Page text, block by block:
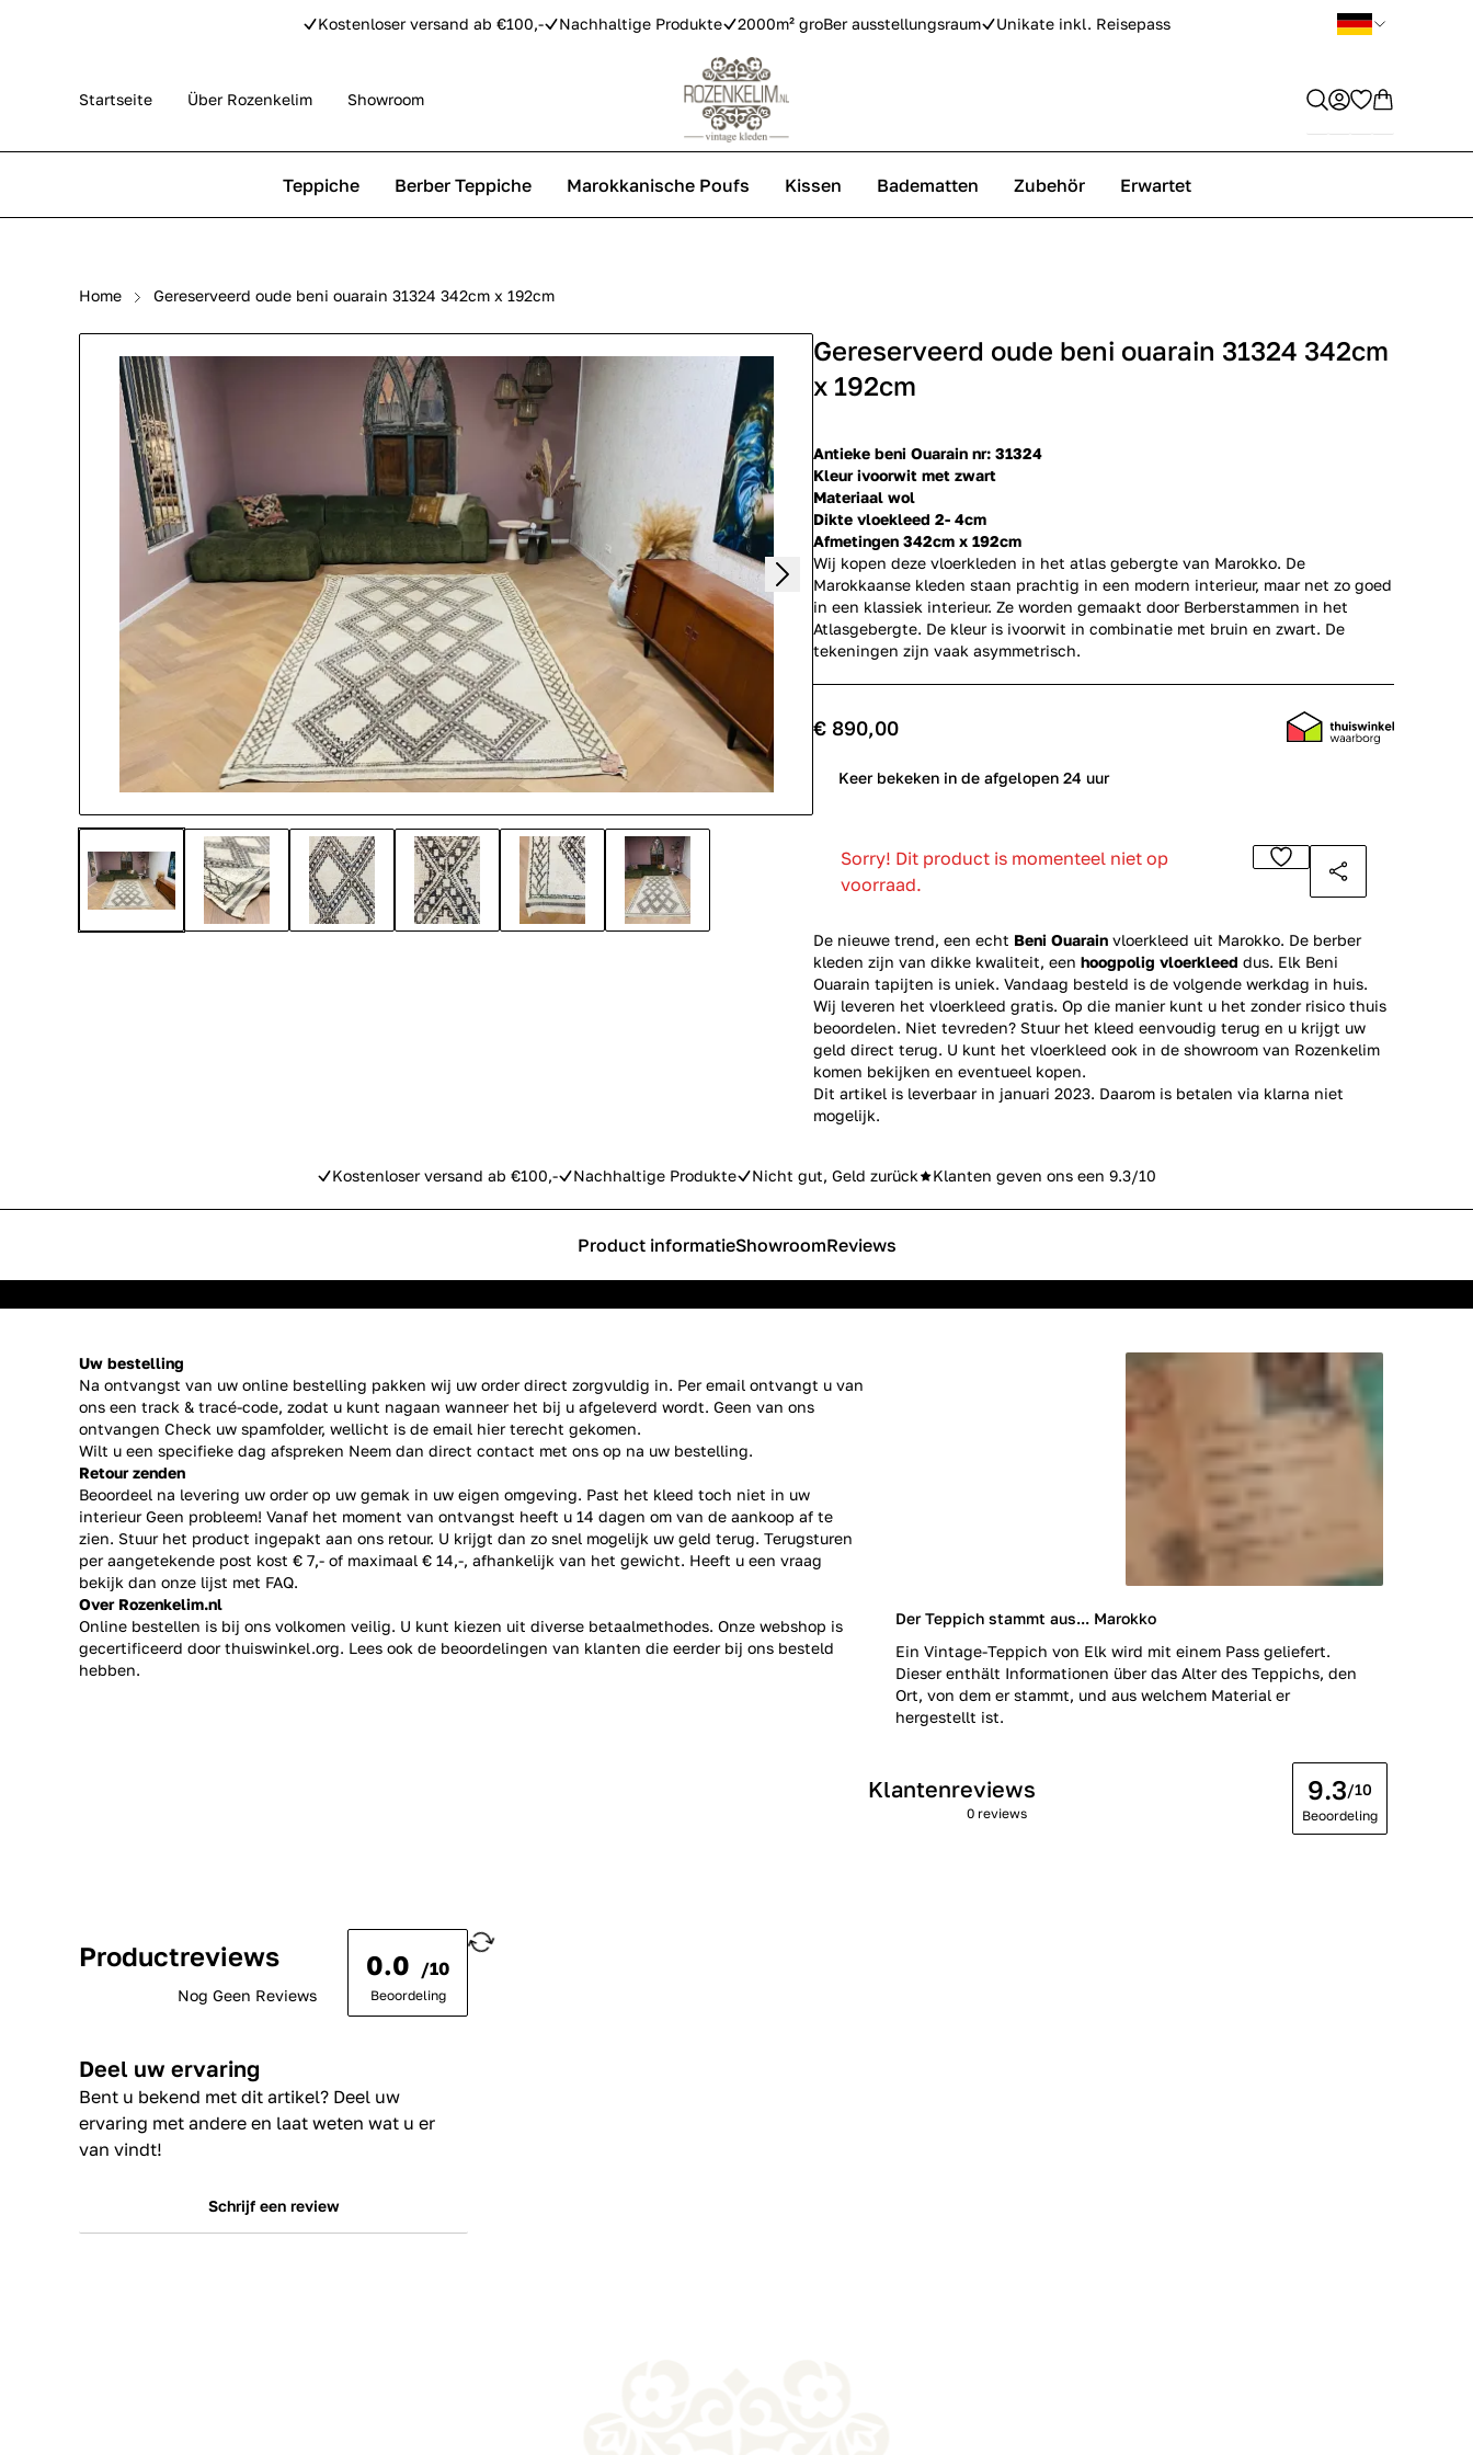
Kostenloser versand ab €100,- Nachhaltige Produkte 2000m² groBer ausstellungsraum Unikate inkl. Reisepass
Startseite Über Rozenkelim Showroom
Teppiche
Outdoor Teppiche
Perser Teppich Replica Teppiche
Pip Studio Teppiche
Berber Teppiche
Beni Ourain Teppiche
Beni Mguild Teppiche
Marokkanische Poufs Kissen Badematten Zubehör Erwartet
Home Gereserveerd oude beni ouarain 31324 342cm x 192cm
Gereserveerd oude beni ouarain 31324 342cm
x 192cm
Antieke beni Ouarain nr: 31324
Kleur ivoorwit met zwart
Materiaal wol
Dikte vloekleed 2- 4cm
Afmetingen 342cm x 192cm
Wij kopen deze vloerkleden in het atlas gebergte van Marokko. De
Marokkaanse kleden staan prachtig in een modern interieur, maar net zo goed
in een klassiek interieur. Ze worden gemaakt door Berberstammen in het
Atlasgebergte. De kleur is ivoorwit in combinatie met bruin en zwart. De
tekeningen zijn vaak asymmetrisch.
€ 890,00
Keer bekeken in de afgelopen 24 uur
Sorry! Dit product is momenteel niet op
voorraad.
De nieuwe trend, een echt Beni Ouarain vloerkleed uit Marokko. De berber
kleden zijn van dikke kwaliteit, een hoogpolig vloerkleed dus. Elk Beni
Ouarain tapijten is uniek. Vandaag besteld is de volgende werkdag in huis.
Wij leveren het vloerkleed gratis. Op die manier kunt u het zonder risico thuis
beoordelen. Niet tevreden? Stuur het kleed eenvoudig terug en u krijgt uw
geld direct terug. U kunt het vloerkleed ook in de showroom van Rozenkelim
komen bekijken en eventueel kopen.
Dit artikel is leverbaar in januari 2023. Daarom is betalen via klarna niet
mogelijk.
Kostenloser versand ab €100,- Nachhaltige Produkte Nicht gut, Geld zurück Klanten geven ons een 9.3/10
Product informatieShowroomReviews
Uw bestelling
Na ontvangst van uw online bestelling pakken wij uw order direct zorgvuldig in. Per email ontvangt u van
ons een track & tracé-code, zodat u kunt nagaan wanneer het bij u afgeleverd wordt. Geen van ons
ontvangen Check uw spamfolder, wellicht is de email hier terecht gekomen.
Wilt u een specifieke dag afspreken Neem dan direct contact met ons op na uw bestelling.
Retour zenden
Beoordeel na levering uw order op uw gemak in uw eigen omgeving. Past het kleed toch niet in uw
interieur Geen probleem! Vanaf het moment van ontvangst heeft u 14 dagen om van de aankoop af te
zien. Stuur het product ingepakt aan ons retour. U krijgt dan zo snel mogelijk uw geld terug. Terugsturen
per aangetekende post kost € 7,- of maximaal € 14,-, afhankelijk van het gewicht. Heeft u een vraag
bekijk dan onze lijst met FAQ.
Over Rozenkelim.nl
Online bestellen is bij ons volkomen veilig. U kunt kiezen uit diverse betaalmethodes. Onze webshop is
gecertificeerd door thuiswinkel.org. Lees ook de beoordelingen van klanten die eerder bij ons besteld
hebben.
Der Teppich stammt aus... Marokko
Ein Vintage-Teppich von Elk wird mit einem Pass geliefert.
Dieser enthält Informationen über das Alter des Teppichs, den
Ort, von dem er stammt, und aus welchem Material er
hergestellt ist.
Klantenreviews
0 reviews
9.3/10
Beoordeling
Productreviews
Nog Geen Reviews
0.0 /10
Beoordeling
Deel uw ervaring
Bent u bekend met dit artikel? Deel uw
ervaring met andere en laat weten wat u er
van vindt!
Schrijf een review